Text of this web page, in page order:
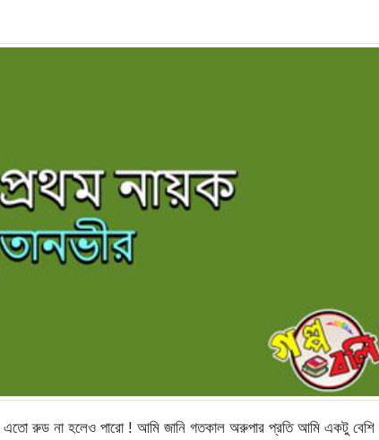
এতো রুড না হলেও পারো ! আমি জানি গতকাল অরুপার প্রতি আমি একটু বেশি